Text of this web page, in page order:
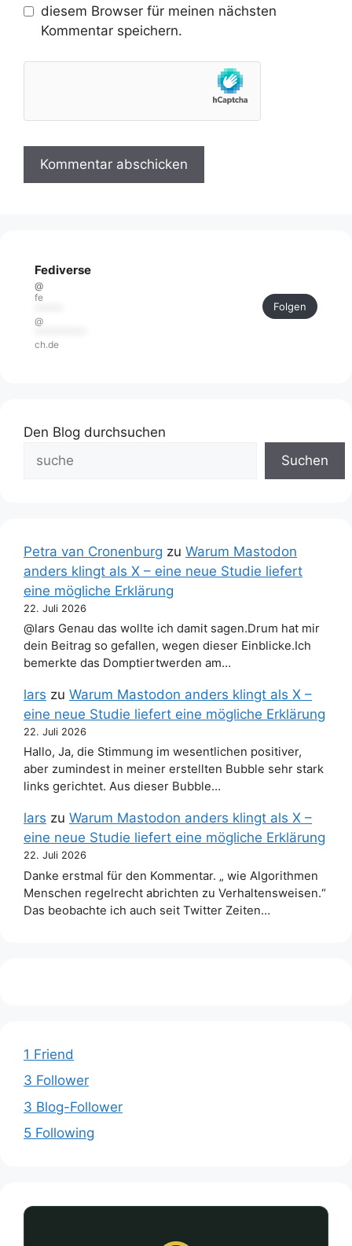
diesem Browser für meinen nächsten
Kommentar speichern.
Fediverse
@
fe
@
ch.de
Folgen
Den Blog durchsuchen
Suchen
Petra van Cronenburg zu Warum Mastodon
anders klingt als X – eine neue Studie liefert
eine mögliche Erklärung
22. Juli 2026
@lars Genau das wollte ich damit sagen.Drum hat mir
dein Beitrag so gefallen, wegen dieser Einblicke.Ich
bemerkte das Domptiertwerden am…
lars zu Warum Mastodon anders klingt als X –
eine neue Studie liefert eine mögliche Erklärung
22. Juli 2026
Hallo, Ja, die Stimmung im wesentlichen positiver,
aber zumindest in meiner erstellten Bubble sehr stark
links gerichtet. Aus dieser Bubble…
lars zu Warum Mastodon anders klingt als X –
eine neue Studie liefert eine mögliche Erklärung
22. Juli 2026
Danke erstmal für den Kommentar. „ wie Algorithmen
Menschen regelrecht abrichten zu Verhaltensweisen.“
Das beobachte ich auch seit Twitter Zeiten…
1 Friend
3 Follower
3 Blog-Follower
5 Following